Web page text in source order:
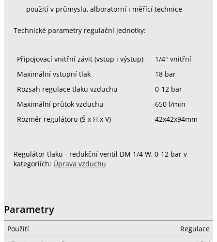
použití v průmyslu, alboratorní i měřící technice
Technické parametry regulační jednotky:
Připojovací vnitřní závit (vstup i výstup)
1/4" vnitřní
Maximální vstupní tlak
18 bar
Rozsah regulace tlaku vzduchu
0-12 bar
Maximální průtok vzduchu
650 l/min
Rozměr regulátoru (Š x H x V)
42x42x94mm
Regulátor tlaku - redukční ventil DM 1/4 W, 0-12 bar v
kategoriích: Úprava vzduchu
Parametry
Použití
Regulace